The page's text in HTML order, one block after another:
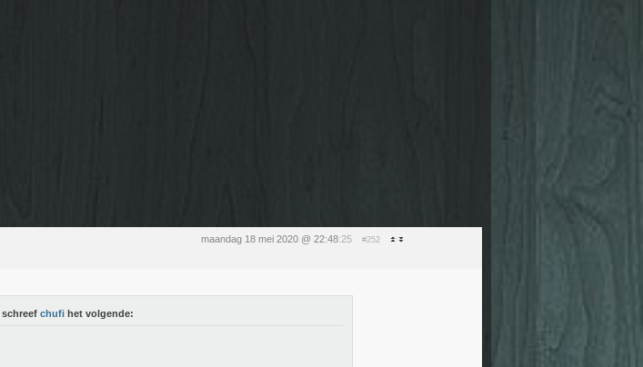
maandag 18 mei 2020 @ 22:48:25 #252
schreef chufi het volgende: